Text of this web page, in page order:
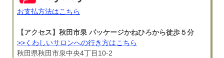
お支払方法はこちら
【アクセス】秋田市泉 パッケージかねひろから徒歩５分
>>くわしいサロンへの行き方はこちら
秋田県秋田市泉中央4丁目10-2